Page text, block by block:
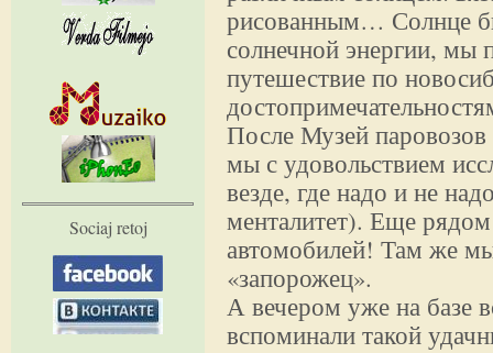
рисованным… Солнце
солнечной энергии, мы
путешествие по
После Музей
мы с удовольствием
везде, где надо и не
менталитет). Еще
автомобилей! Там же
«запорожец».
А вечером уже на базе
вспоминали такой
Sociaj retoj